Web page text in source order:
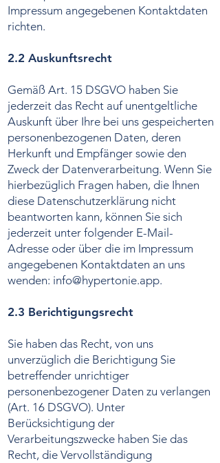
Impressum angegebenen Kontaktdaten
richten.
2.2 Auskunftsrecht
Gemäß Art. 15 DSGVO haben Sie
jederzeit das Recht auf unentgeltliche
Auskunft über Ihre bei uns gespeicherten
personenbezogenen Daten, deren
Herkunft und Empfänger sowie den
Zweck der Datenverarbeitung. Wenn Sie
hierbezüglich Fragen haben, die Ihnen
diese Datenschutzerklärung nicht
beantworten kann, können Sie sich
jederzeit unter folgender E-Mail-
Adresse oder über die im Impressum
angegebenen Kontaktdaten an uns
wenden: info@hypertonie.app.
2.3 Berichtigungsrecht
Sie haben das Recht, von uns
unverzüglich die Berichtigung Sie
betreffender unrichtiger
personenbezogener Daten zu verlangen
(Art. 16 DSGVO). Unter
Berücksichtigung der
Verarbeitungszwecke haben Sie das
Recht, die Vervollständigung